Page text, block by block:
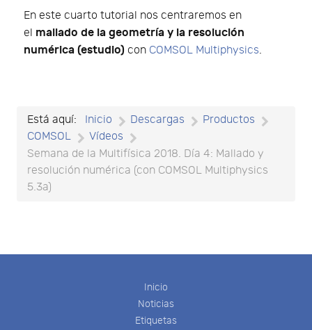
En este cuarto tutorial nos centraremos en
el mallado de la geometría y la resolución
numérica (estudio) con COMSOL Multiphysics.
Está aquí: Inicio Descargas
Productos
COMSOL
Vídeos
Semana de la Multifísica 2018. Día 4: Mallado y
resolución numérica (con COMSOL Multiphysics
5.3a)
Inicio
Noticias
Etiquetas